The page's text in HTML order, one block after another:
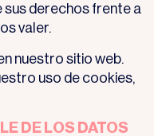
sus derechos frente a
valer.
nuestro sitio web.
uso de cookies,
DE LOS DATOS